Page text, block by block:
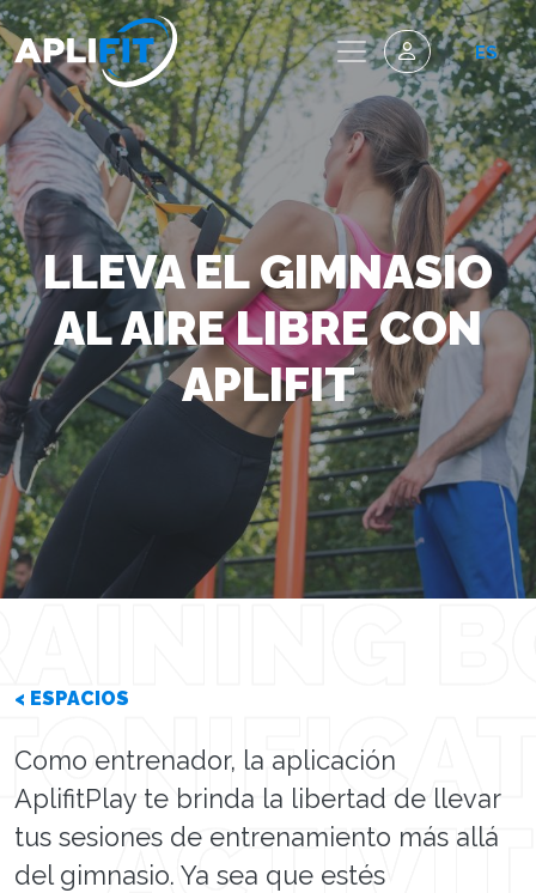
ES
LLEVA EL GIMNASIO
AL AIRE LIBRE CON
APLIFIT
< ESPACIOS
Como entrenador, la aplicación
AplifitPlay te brinda la libertad de llevar
tus sesiones de entrenamiento más allá
del gimnasio. Ya sea que estés